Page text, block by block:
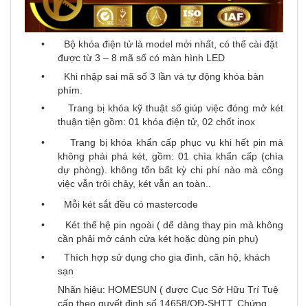
• Bộ khóa điện tử là model mới nhất, có thể cài đặt
được từ 3 – 8 mã số có màn hình LED
• Khi nhập sai mã số 3 lần và tự động khóa bàn
phím.
• Trang bị khóa kỹ thuật số giúp việc đóng mở két
thuận tiện gồm: 01 khóa điện tử, 02 chốt inox
• Trang bị khóa khẩn cấp phục vụ khi hết pin mà
không phải phá két, gồm: 01 chìa khẩn cấp (chìa
dự phòng). không tốn bất kỳ chi phí nào mà công
việc vẫn trôi chảy, két vẫn an toàn..
• Mỗi két sắt đều có mastercode
• Két thế hệ pin ngoài ( dể dàng thay pin mà không
cần phải mở cánh cửa két hoặc dùng pin phụ)
• Thích hợp sử dụng cho gia đình, căn hộ, khách
sạn
Nhãn hiệu: HOMESUN ( được Cục Sở Hữu Trí Tuệ
cấp theo quyết định số 14658/QĐ-SHTT, Chứng